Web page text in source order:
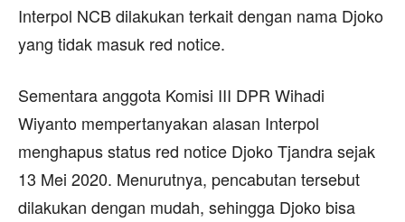
Interpol NCB dilakukan terkait dengan nama Djoko
yang tidak masuk red notice.
Sementara anggota Komisi III DPR Wihadi
Wiyanto mempertanyakan alasan Interpol
menghapus status red notice Djoko Tjandra sejak
13 Mei 2020. Menurutnya, pencabutan tersebut
dilakukan dengan mudah, sehingga Djoko bisa